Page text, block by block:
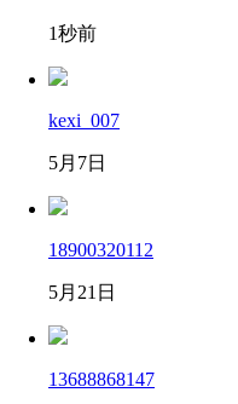
1秒前
kexi_007
5月7日
18900320112
5月21日
13688868147